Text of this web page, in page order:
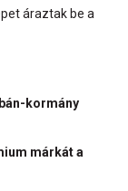
áraztak be a
kormány
márkát a